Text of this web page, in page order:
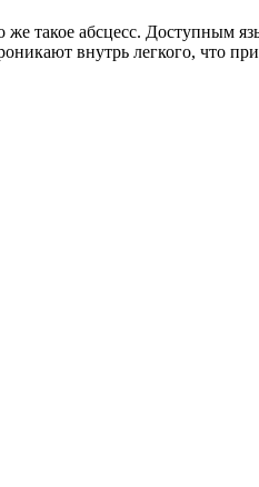
же такое абсцесс. Доступным
внутрь легкого, что